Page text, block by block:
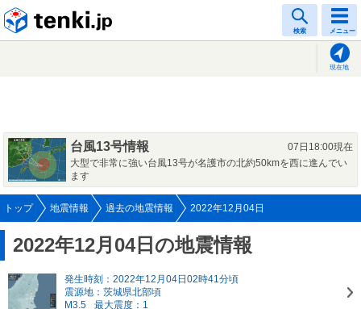
検索 メニュー
現在地
台風13号情報
07日18:00現在
大型で非常に強い台風13号が名護市の北約50kmを西に進んでい
ます
トップ 地震情報 過去の地震情報 2022年12月04日
2022年12月04日の地震情報
発生時刻：2022年12月04日02時41分頃
震源地：茨城県北部頃
M3.5
最大震度：1